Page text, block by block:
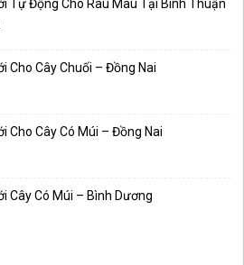
Tự Động Cho Rau Màu Tại Bình Thuận
Cho Cây Chuối – Đồng Nai
Cho Cây Có Múi – Đồng Nai
Cây Có Múi – Bình Dương